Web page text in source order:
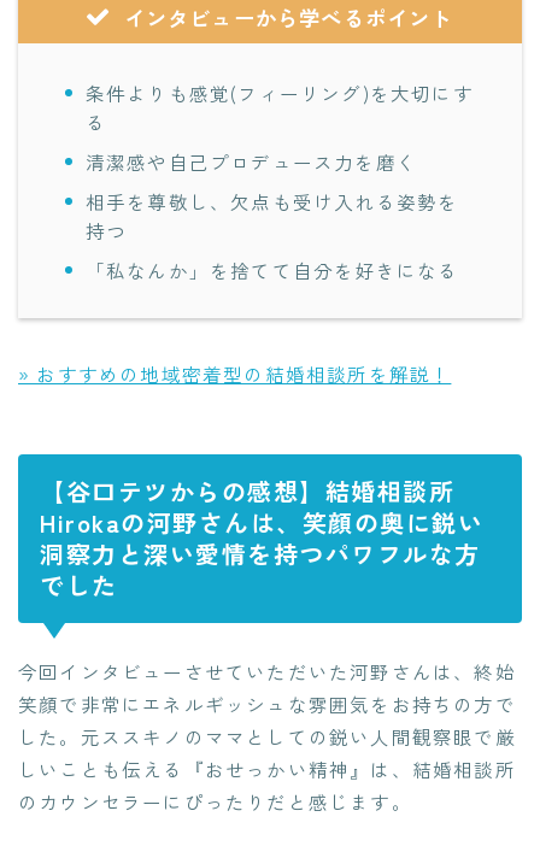
インタビューから学べるポイント
条件よりも感覚(フィーリング)を大切にす
る
清潔感や自己プロデュース力を磨く
相手を尊敬し、欠点も受け入れる姿勢を
持つ
「私なんか」を捨てて自分を好きになる
» おすすめの地域密着型の結婚相談所を解説！
【谷口テツからの感想】結婚相談所
Hirokaの河野さんは、笑顔の奥に鋭い
洞察力と深い愛情を持つパワフルな方
でした
今回インタビューさせていただいた河野さんは、終始
笑顔で非常にエネルギッシュな雰囲気をお持ちの方で
した。元ススキノのママとしての鋭い人間観察眼で厳
しいことも伝える『おせっかい精神』は、結婚相談所
のカウンセラーにぴったりだと感じます。